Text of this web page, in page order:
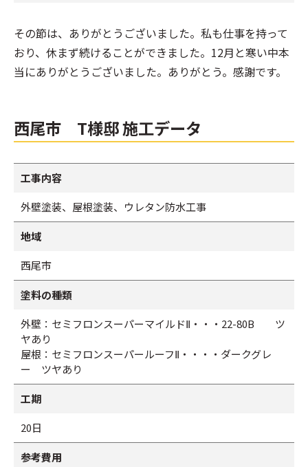
その節は、ありがとうございました。私も仕事を持って
おり、休まず続けることができました。12月と寒い中本
当にありがとうございました。ありがとう。感謝です。
西尾市 T様邸 施工データ
工事内容
外壁塗装、屋根塗装、ウレタン防水工事
地域
西尾市
塗料の種類
外壁：セミフロンスーパーマイルドⅡ・・・22-80B ツ
ヤあり
屋根：セミフロンスーパールーフⅡ・・・・ダークグレ
ー ツヤあり
工期
20日
参考費用